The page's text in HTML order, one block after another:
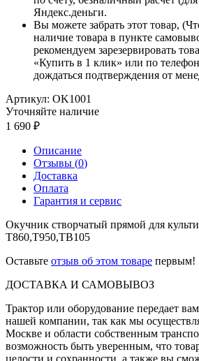
Яндекс.деньги.
Вы можете забрать этот товар,
наличие товара в пункте
рекомендуем зарезервировать
«Купить в 1 клик» или по
дождаться подтверждения от
Артикул: OK1001
Уточняйте наличие
1 690
Описание
Отзывы (0)
Доставка
Оплата
Гарантия и сервис
Окучник створчатый прямой для
T860,T950,TB105
Оставьте отзыв об этом товаре первым!
ДОСТАВКА И САМОВЫВОЗ
Трактор или оборудование передает
нашей компании, так как мы
Москве и области собственным
возможность быть уверенным, что
целости и сохранности, а также вы